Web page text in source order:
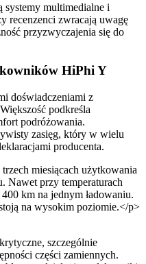
systemy multimedialne i
recenzenci zwracają uwagę
przyzwyczajenia się do
HiPhi Y
doświadczeniami z
podkreśla
podróżowania.
zasięg, który w wielu
producenta.
miesiącach użytkowania
Nawet przy temperaturach
km na jednym ładowaniu.
na wysokim poziomie.</p>
szczególnie
części zamiennych.